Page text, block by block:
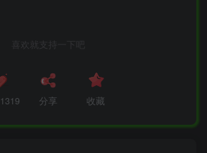
喜欢就支持一下吧
1319 分享 收藏